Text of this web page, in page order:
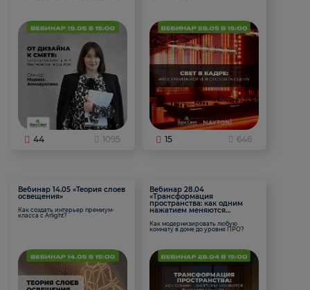
44 1095 15 646
Вебинар 14.05 «Теория слоев
освещения»
Как создать интерьер премиум-
класса с Arlight?
Вебинар 28.04
«Трансформация
пространства: как одним
нажатием меняются
Как модернизировать любую
комнату в доме до уровня ПРО?